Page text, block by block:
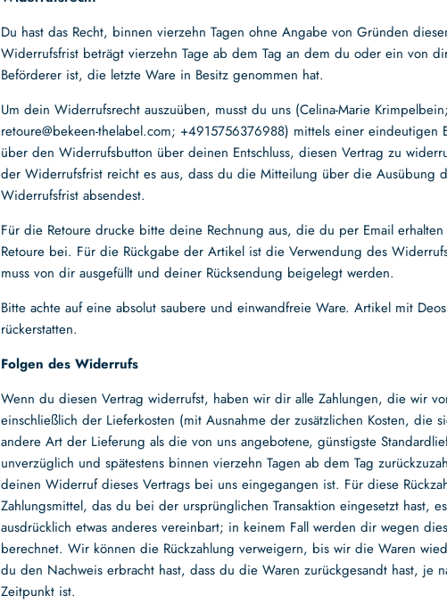
Du hast das Recht, binnen vierzehn Tagen ohne Angabe von Gründen
Widerrufsfrist beträgt vierzehn Tage ab dem Tag an dem du oder ein von
Beförderer ist, die letzte Ware in Besitz genommen hat.
Um dein Widerrufsrecht auszuüben, musst du uns (Celina-Marie
retoure@bekeen-thelabel.com; +4915756376988) mittels einer eindeutigen
über den Widerrufsbutton über deinen Entschluss, diesen Vertrag zu
der Widerrufsfrist reicht es aus, dass du die Mitteilung über die Ausübung
Widerrufsfrist absendest.
Für die Retoure drucke bitte deine Rechnung aus, die du per Email
Retoure bei. Für die Rückgabe der Artikel ist die Verwendung des
muss von dir ausgefüllt und deiner Rücksendung beigelegt werden.
Bitte achte auf eine absolut saubere und einwandfreie Ware. Artikel mit
rückerstatten.
Folgen des Widerrufs
Wenn du diesen Vertrag widerrufst, haben wir dir alle Zahlungen, die wir
einschließlich der Lieferkosten (mit Ausnahme der zusätzlichen Kosten, die
andere Art der Lieferung als die von uns angebotene, günstigste
unverzüglich und spätestens binnen vierzehn Tagen ab dem Tag
deinen Widerruf dieses Vertrags bei uns eingegangen ist. Für diese
Zahlungsmittel, das du bei der ursprünglichen Transaktion eingesetzt hast,
ausdrücklich etwas anderes vereinbart; in keinem Fall werden dir wegen
berechnet. Wir können die Rückzahlung verweigern, bis wir die Waren
du den Nachweis erbracht hast, dass du die Waren zurückgesandt hast, je
Zeitpunkt ist.